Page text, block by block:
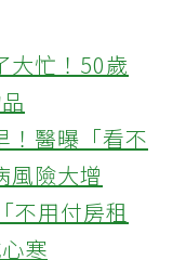
大忙！50歲
！醫曝「看不
風險大增
不用付房租
寒